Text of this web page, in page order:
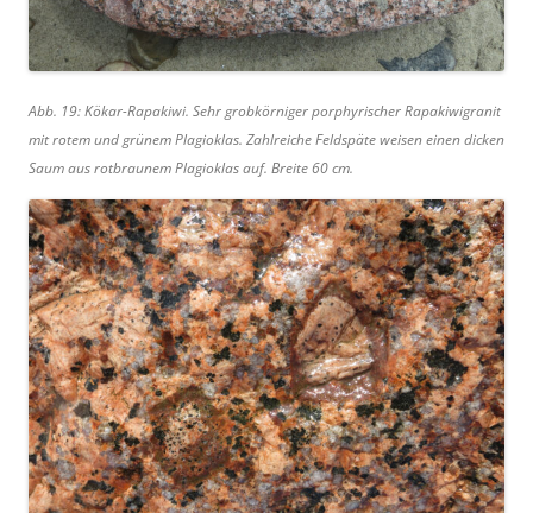
Abb. 19: Kökar-Rapakiwi. Sehr grobkörniger porphyrischer Rapakiwigranit
mit rotem und grünem Plagioklas. Zahlreiche Feldspäte weisen einen dicken
Saum aus rotbraunem Plagioklas auf. Breite 60 cm.